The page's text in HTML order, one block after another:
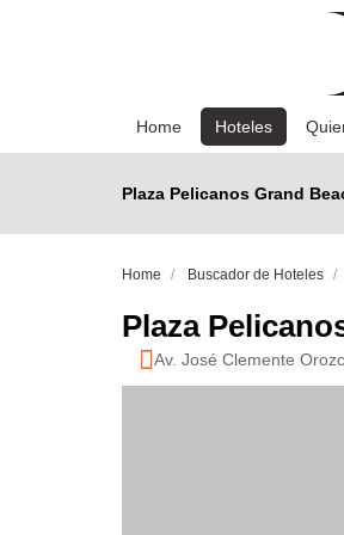
Home Hoteles(current)
Plaza Pelicanos Grand
Home Buscador de Hoteles
Plaza
Av. José Clemente